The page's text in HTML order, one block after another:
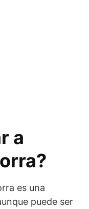
a
es una
puede ser